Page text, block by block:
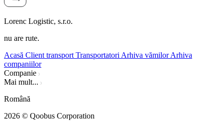
Lorenc Logistic, s.r.o.
nu are rute.
Acasă Client transport Transportatori Arhiva vămilor Arhiva
companiilor
Companie
Mai mult...
Română
2026 © Qoobus Corporation